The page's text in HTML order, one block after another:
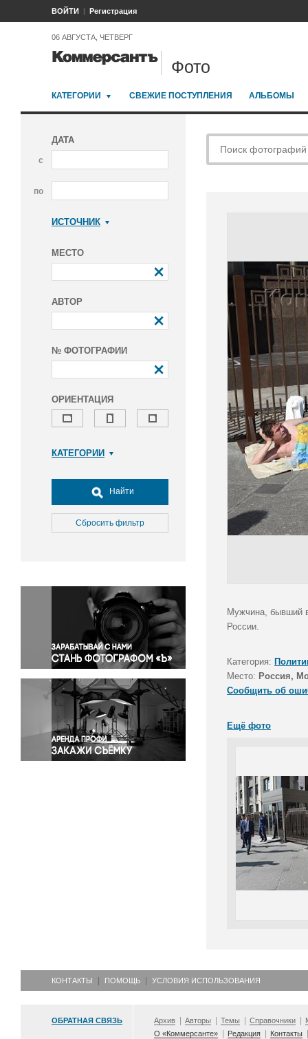
ВОЙТИ Регистрация
06 АВГУСТА, ЧЕТВЕРГ
Фото
КАТЕГОРИИ СВЕЖИЕ ПОСТУПЛЕНИЯ АЛЬБОМЫ
ДАТА
с
по
ИСТОЧНИК
МЕСТО
АВТОР
№ ФОТОГРАФИИ
ОРИЕНТАЦИЯ
КАТЕГОРИИ
Досуг, туризм и отдых
Культура
Медицина
Окружающая среда
Политика
Правосудие
Происшествия и конфликты
Религия
Светская жизнь
Спорт
Экология
Экономика и бизнес
Найти
Сбросить фильтр
Мужчина, бывший
России.
Категория:
Место: Россия,
Сообщить об
Ещё фото
КОНТАКТЫ ПОМОЩЬ УСЛОВИЯ ИСПОЛЬЗОВАНИЯ
ОБРАТНАЯ СВЯЗЬ Архив Авторы Темы Справочники
О «Коммерсанте»
Редакция Контакты